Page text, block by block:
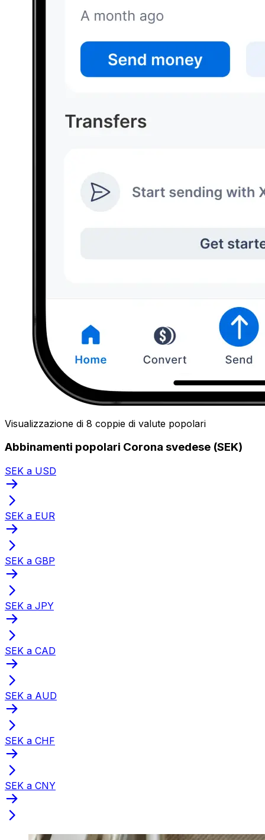
Visualizzazione di 8 coppie di valute popolari
Abbinamenti popolari Corona svedese (SEK)
SEK a USD
SEK a EUR
SEK a GBP
SEK a JPY
SEK a CAD
SEK a AUD
SEK a CHF
SEK a CNY